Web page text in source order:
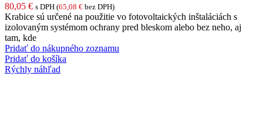
80,05 € s DPH (65,08 € bez DPH)
Krabice sú určené na použitie vo fotovoltaických inštaláciách s
izolovaným systémom ochrany pred bleskom alebo bez neho, aj
tam, kde
Pridať do nákupného zoznamu
Pridať do košíka
Rýchly náhľad